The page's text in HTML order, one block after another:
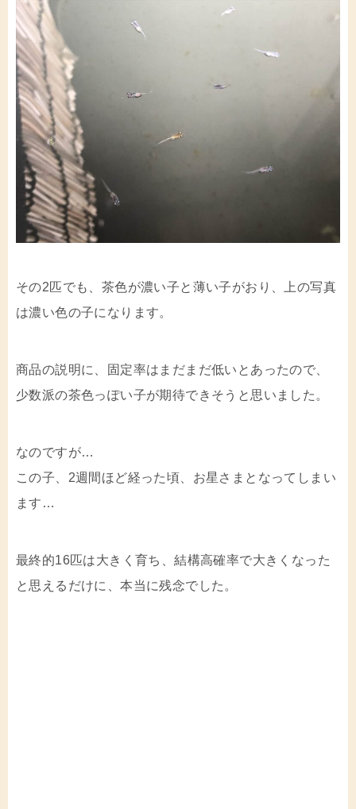
その2匹でも、茶色が濃い子と薄い子がおり、上の写真
は濃い色の子になります。
商品の説明に、固定率はまだまだ低いとあったので、
少数派の茶色っぽい子が期待できそうと思いました。
なのですが…
この子、2週間ほど経った頃、お星さまとなってしまい
ます…
最終的16匹は大きく育ち、結構高確率で大きくなった
と思えるだけに、本当に残念でした。